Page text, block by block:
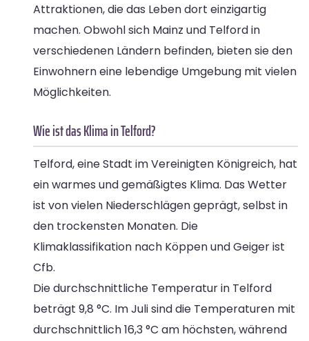
Attraktionen, die das Leben dort einzigartig
machen. Obwohl sich Mainz und Telford in
verschiedenen Ländern befinden, bieten sie den
Einwohnern eine lebendige Umgebung mit vielen
Möglichkeiten.
Wie ist das Klima in Telford?
Telford, eine Stadt im Vereinigten Königreich, hat
ein warmes und gemäßigtes Klima. Das Wetter
ist von vielen Niederschlägen geprägt, selbst in
den trockensten Monaten. Die
Klimaklassifikation nach Köppen und Geiger ist
Cfb.
Die durchschnittliche Temperatur in Telford
beträgt 9,8 °C. Im Juli sind die Temperaturen mit
durchschnittlich 16,3 °C am höchsten, während